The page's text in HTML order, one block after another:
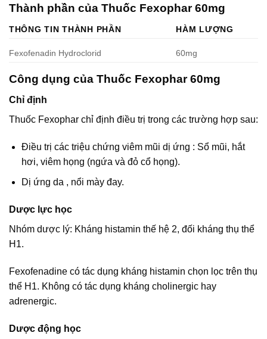
Thành phần của Thuốc Fexophar 60mg
THÔNG TIN THÀNH PHẦN HÀM LƯỢNG
Fexofenadin Hydroclorid 60mg
Công dụng của Thuốc Fexophar 60mg
Chỉ định
Thuốc Fexophar chỉ định điều trị trong các trường hợp sau:
Điều trị các triệu chứng viêm mũi dị ứng : Sổ mũi, hắt
hơi, viêm họng (ngứa và đỏ cổ họng).
Dị ứng da , nổi mày đay.
Dược lực học
Nhóm dược lý: Kháng histamin thế hệ 2, đối kháng thụ thể
H1.
Fexofenadine có tác dụng kháng histamin chọn lọc trên thụ
thể H1. Không có tác dụng kháng cholinergic hay
adrenergic.
Dược động học